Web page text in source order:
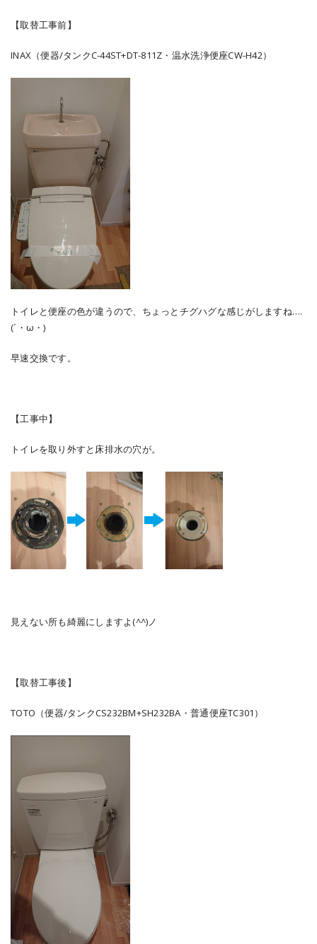
【取替工事前】
INAX（便器/タンクC-44ST+DT-811Z・温水洗浄便座CW-H42）
トイレと便座の色が違うので、ちょっとチグハグな感じがしますね….
(´・ω・)
早速交換です。
【工事中】
トイレを取り外すと床排水の穴が。
見えない所も綺麗にしますよ(^^)ノ
【取替工事後】
TOTO（便器/タンクCS232BM+SH232BA・普通便座TC301）